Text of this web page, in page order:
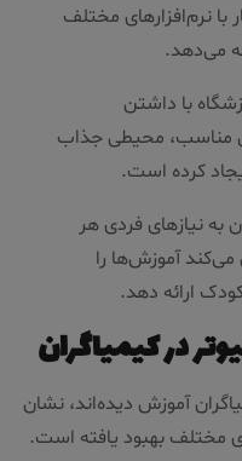
با نرم‌افزارهای مختلف
می‌دهد.
با داشتن
مناسب، محیطی جذاب
کرده است.
به نیازهای فردی هر
آموزش‌ها را
ارائه دهد.
در کیمیاگران
آموزش دیده‌اند، نشان
مختلف بهبود یافته است.